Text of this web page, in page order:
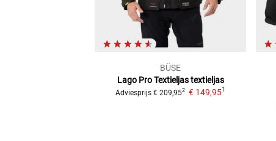
BÜSE
Lago Pro Textieljas textieljas
Adviesprijs € 209,952 € 149,951